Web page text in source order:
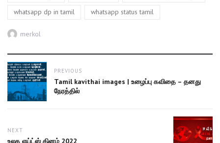
whatsapp dp in tamil whatsapp status tamil
Author
merkol
Post
navigation
PREVIOUS
Previous
post:
Tamil kavithai images | உழைப்பு கவிதை – தனது
நேரத்தில்
NEXT
Next
உலக எய்ட்ஸ் தினம் 2022